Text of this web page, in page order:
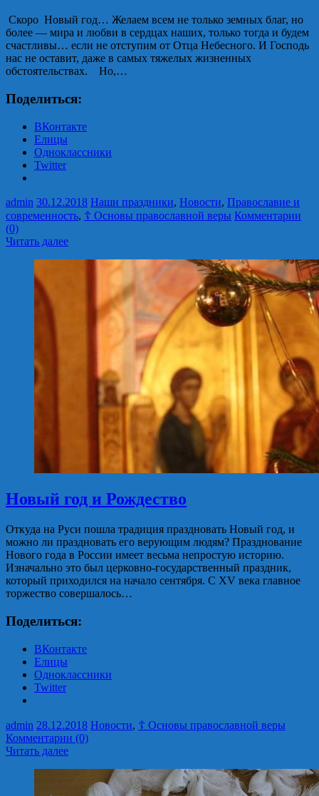
Скоро Новый год… Желаем всем не только земных благ, но
более — мира и любви в сердцах наших, только тогда и будем
счастливы… если не отступим от Отца Небесного. И Господь
нас не оставит, даже в самых тяжелых жизненных
обстоятельствах. Но,…
Поделиться:
ВКонтакте
Елицы
Одноклассники
Twitter
admin 30.12.2018 Наши праздники, Новости, Православие и
современность, ☦ Основы православной веры Комментарии
(0)
Читать далее
Новый год и Рождество
Откуда на Руси пошла традиция праздновать Новый год, и
можно ли праздновать его верующим людям? Празднование
Нового года в России имеет весьма непростую историю.
Изначально это был церковно-государственный праздник,
который приходился на начало сентября. С XV века главное
торжество совершалось…
Поделиться:
ВКонтакте
Елицы
Одноклассники
Twitter
admin 28.12.2018 Новости, ☦ Основы православной веры
Комментарии (0)
Читать далее